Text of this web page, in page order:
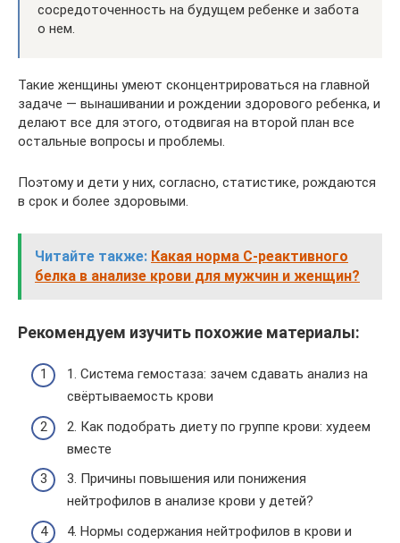
сосредоточенность на будущем ребенке и забота
о нем.
Такие женщины умеют сконцентрироваться на главной
задаче — вынашивании и рождении здорового ребенка, и
делают все для этого, отодвигая на второй план все
остальные вопросы и проблемы.
Поэтому и дети у них, согласно, статистике, рождаются
в срок и более здоровыми.
Читайте также: Какая норма С-реактивного
белка в анализе крови для мужчин и женщин?
Рекомендуем изучить похожие материалы:
1. Система гемостаза: зачем сдавать анализ на
свёртываемость крови
2. Как подобрать диету по группе крови: худеем
вместе
3. Причины повышения или понижения
нейтрофилов в анализе крови у детей?
4. Нормы содержания нейтрофилов в крови и